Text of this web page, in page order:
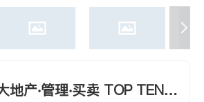
地产‧管理‧买卖 TOP TEN R